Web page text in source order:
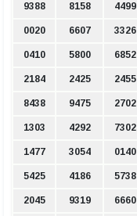
9388 8158 4499
0020 6607 3326
0410 5800 6852
2184 2425 2455
8438 9475 2702
1303 4292 7302
1477 3054 0140
5425 4186 5738
2045 9319 6660